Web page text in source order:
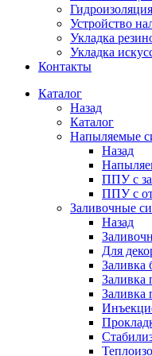
Гидроизоляция
Устройство
Укладка
Укладка
Контакты
Каталог
Назад
Каталог
Напыляемые
Назад
ППУ с
ППУ с
Заливочные
Назад
Для
Заливка
Заливка
Заливка